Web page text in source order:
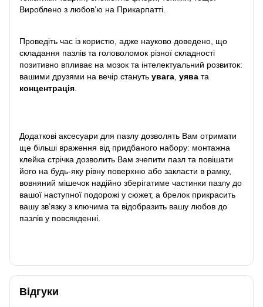
Вироблено з любов’ю на Прикарпатті.
Проведіть час із користю, адже науково доведено, що
складання пазлів та головоломок різної складності
позитивно впливає на мозок та інтелектуальний розвиток:
вашими друзями на вечір стануть увага уява та
концентрація
Додаткові аксесуари для пазлу дозволять Вам отримати
ще більші враження від придбаного набору: монтажна
клейка стрічка дозволить Вам зчепити пазл та повішати
його на будь-яку рівну поверхню або закласти в рамку,
вовняний мішечок надійно зберігатиме частинки пазлу до
вашої наступної подорожі у сюжет, а брелок прикрасить
вашу зв’язку з ключима та відобразить вашу любов до
пазлів у повсякденні.
Відгуки